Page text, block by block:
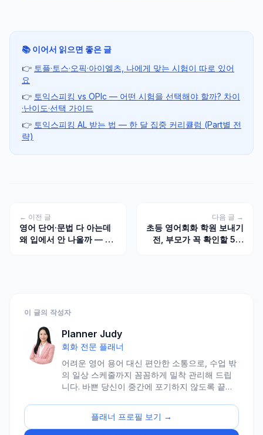
📚 이어서 읽으면 좋은 글
👉 토플·토스·오픽·아이엘츠, 나에게 맞는 시험이 따로 있어
요
👉 토익스피킹 vs OPIc — 어떤 시험을 선택해야 할까? 차이
·난이도·선택 가이드
👉 토익스피킹 AL 받는 법 — 한 달 집중 커리큘럼 (Part별 전
략)
← 이전 글
영어 단어·문법 다 아는데
왜 입에서 안 나올까 — 한
다음 글 →
초등 영어회화 학원 보내기
전, 부모가 꼭 확인할 5가
이 글의 작성자
Planner Judy
회화 전문 플래너
어려운 영어 용어 대신 편안한 소통으로, 수업 밖
의 일상 스케줄까지 꼼꼼하게 밀착 관리해 드립
니다. 바쁜 당신이 중간에 포기하지 않도록 끝까
플래너 프로필 보기 →